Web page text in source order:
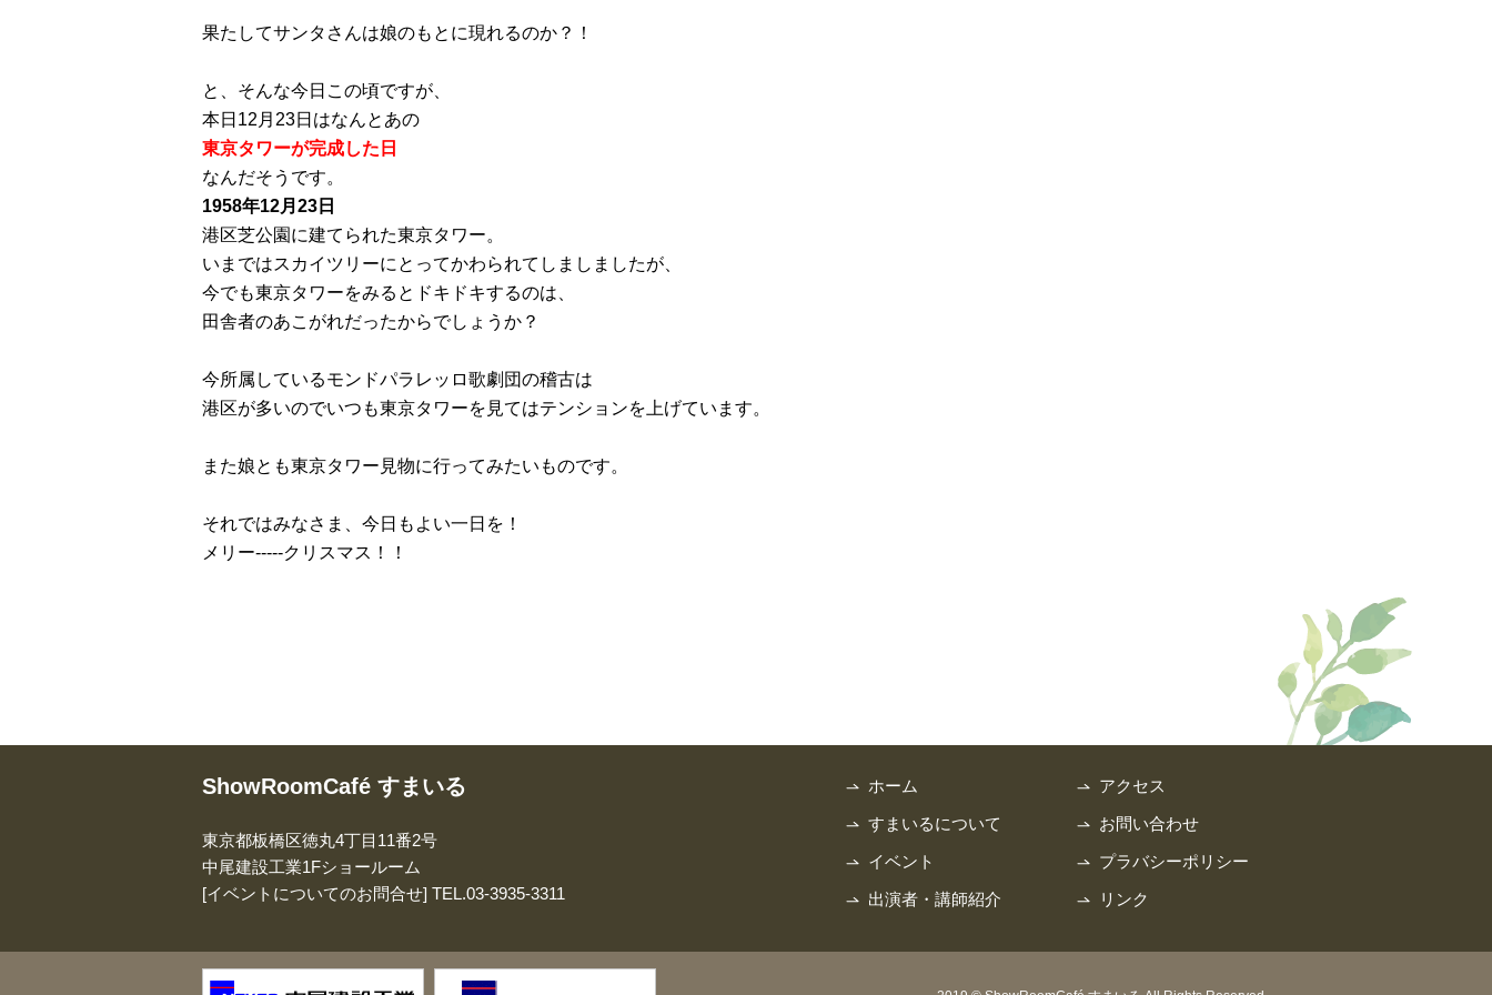
果たしてサンタさんは娘のもとに現れるのか？！
と、そんな今日この頃ですが、
本日12月23日はなんとあの
東京タワーが完成した日
なんだそうです。
1958年12月23日
港区芝公園に建てられた東京タワー。
いまではスカイツリーにとってかわられてしましましたが、
今でも東京タワーをみるとドキドキするのは、
田舎者のあこがれだったからでしょうか？
今所属しているモンドパラレッロ歌劇団の稽古は
港区が多いのでいつも東京タワーを見てはテンションを上げています。
また娘とも東京タワー見物に行ってみたいものです。
それではみなさま、今日もよい一日を！
メリー-----クリスマス！！
ShowRoomCafé すまいる
東京都板橋区徳丸4丁目11番2号
中尾建設工業1Fショールーム
[イベントについてのお問合せ] TEL.03-3935-3311
ホーム
すまいるについて
イベント
出演者・講師紹介
アクセス
お問い合わせ
プラバシーポリシー
リンク